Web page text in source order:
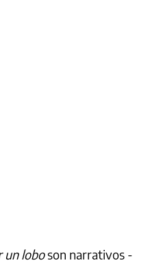
un loboson narrativos -